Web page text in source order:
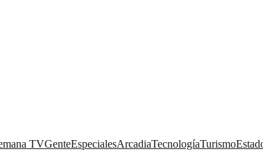
TVGenteEspecialesArcadiaTecnologíaTurismo